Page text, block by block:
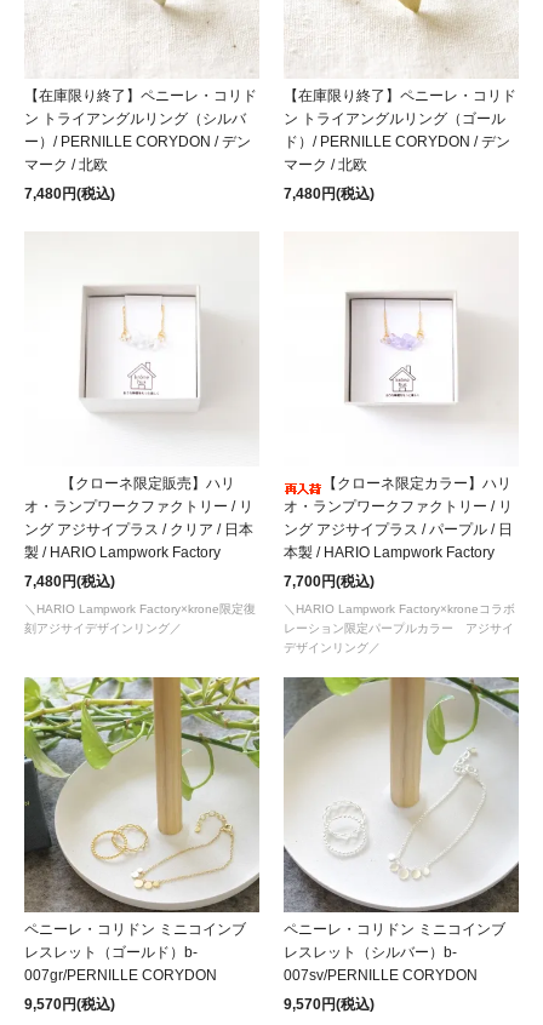
【在庫限り終了】ペニーレ・コリド
ン トライアングルリング（シルバ
ー）/ PERNILLE CORYDON / デン
マーク / 北欧
7,480円(税込)
【在庫限り終了】ペニーレ・コリド
ン トライアングルリング（ゴール
ド）/ PERNILLE CORYDON / デン
マーク / 北欧
7,480円(税込)
【クローネ限定販売】ハリ
オ・ランプワークファクトリー / リ
ング アジサイプラス / クリア / 日本
製 / HARIO Lampwork Factory
7,480円(税込)
＼HARIO Lampwork Factory×krone限定復
刻アジサイデザインリング／
【クローネ限定カラー】ハリ
オ・ランプワークファクトリー / リ
ング アジサイプラス / パープル / 日
本製 / HARIO Lampwork Factory
7,700円(税込)
＼HARIO Lampwork Factory×kroneコラボ
レーション限定パープルカラー アジサイ
デザインリング／
ペニーレ・コリドン ミニコインブ
レスレット（ゴールド）b-
007gr/PERNILLE CORYDON
9,570円(税込)
ペニーレ・コリドン ミニコインブ
レスレット（シルバー）b-
007sv/PERNILLE CORYDON
9,570円(税込)